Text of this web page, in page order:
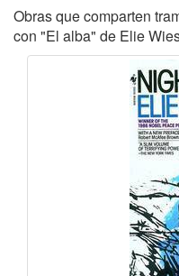
Obras que comparten
con "El alba" de Elie